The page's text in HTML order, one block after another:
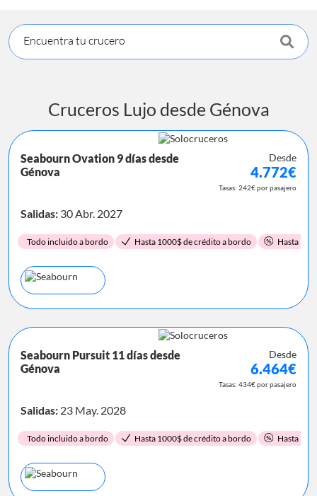
Encuentra tu crucero
Cruceros Lujo desde Génova
Seabourn Ovation 9 días desde
Génova
Desde
4.772€
Tasas: 242€ por pasajero
Salidas: 30 Abr. 2027
Todo incluido a bordo Hasta 1000$ de crédito a bordo Hasta
Seabourn Pursuit 11 días desde
Génova
Desde
6.464€
Tasas: 434€ por pasajero
Salidas: 23 May. 2028
Todo incluido a bordo Hasta 1000$ de crédito a bordo Hasta